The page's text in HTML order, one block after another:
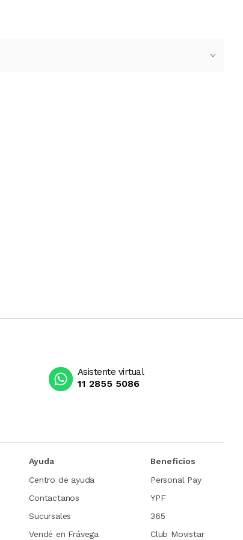
Asistente virtual
11 2855 5086
Ayuda
Centro de ayuda
Contactanos
Sucursales
Vendé en Frávega
Beneficios
Personal Pay
YPF
365
Club Movistar